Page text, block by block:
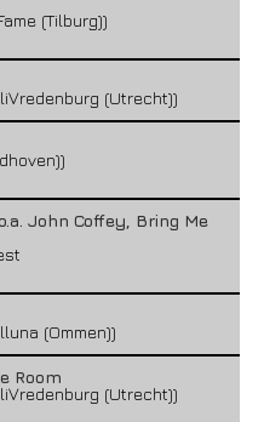
(Tilburg))
(Utrecht))
John Coffey, Bring Me
(Ommen))
Room
(Utrecht))